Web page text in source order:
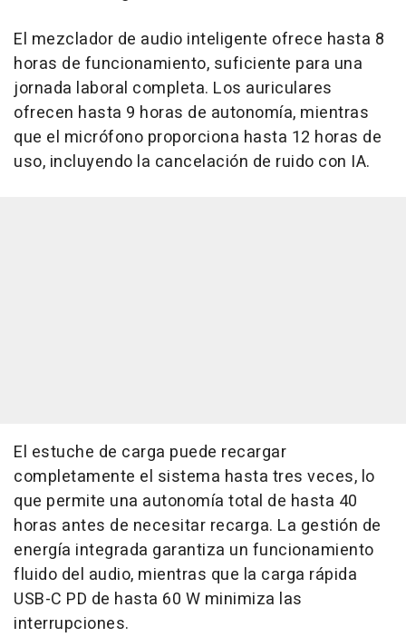
El mezclador de audio inteligente ofrece hasta 8
horas de funcionamiento, suficiente para una
jornada laboral completa. Los auriculares
ofrecen hasta 9 horas de autonomía, mientras
que el micrófono proporciona hasta 12 horas de
uso, incluyendo la cancelación de ruido con IA.
El estuche de carga puede recargar
completamente el sistema hasta tres veces, lo
que permite una autonomía total de hasta 40
horas antes de necesitar recarga. La gestión de
energía integrada garantiza un funcionamiento
fluido del audio, mientras que la carga rápida
USB-C PD de hasta 60 W minimiza las
interrupciones.